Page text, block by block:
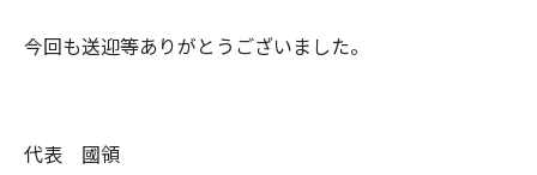
今回も送迎等ありがとうございました。
代表 國領